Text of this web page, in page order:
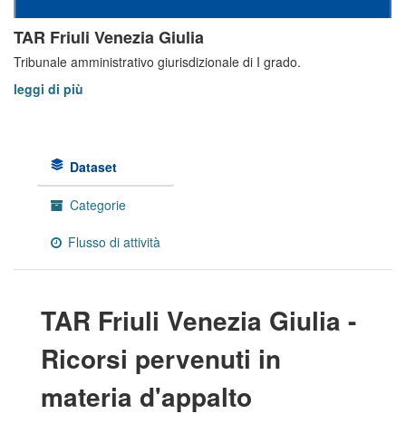
TAR Friuli Venezia Giulia
Tribunale amministrativo giurisdizionale di I grado.
leggi di più
Dataset
Categorie
Flusso di attività
TAR Friuli Venezia Giulia -
Ricorsi pervenuti in
materia d'appalto